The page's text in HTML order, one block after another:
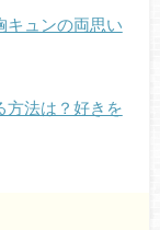
キュンの両思い
方法は？好きを